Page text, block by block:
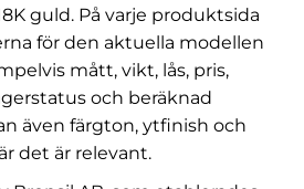
guld. På varje produktsida
för den aktuella modellen
mått, vikt, lås, pris,
och beräknad
även färgton, ytfinish och
det är relevant.